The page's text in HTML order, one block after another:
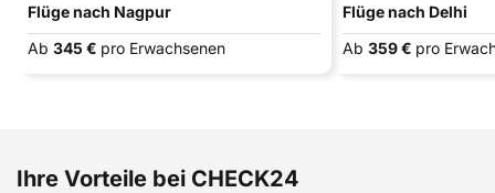
Flüge nach Nagpur
Ab 345 € pro Erwachsenen
Flüge nach Delhi
Ab 359 € pro
Ihre Vorteile bei CHECK24